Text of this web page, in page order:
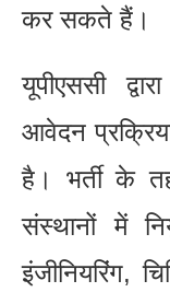
कर सकते हैं।
यूपीएससी
आवेदन
है। भर्ती के
संस्थानों में
इंजीनियरिंग,